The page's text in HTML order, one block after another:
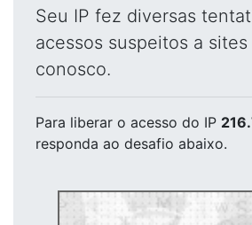
Seu IP fez diversas
acessos suspeitos a
conosco.
Para liberar o acesso do IP
responda ao desafio abaixo.